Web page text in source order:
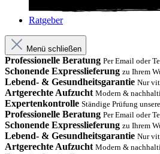
Ratgeber
Menü schließen
Professionelle Beratung Per Email oder
Schonende Expresslieferung zu Ihrem
Lebend- & Gesundheitsgarantie Nur
Artgerechte Aufzucht Modern &
Expertenkontrolle Ständige Prüfung
Professionelle Beratung Per Email oder
Schonende Expresslieferung zu Ihrem
Lebend- & Gesundheitsgarantie Nur
Artgerechte Aufzucht Modern &